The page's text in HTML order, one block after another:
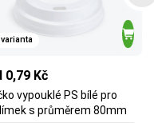
0,79 Kč
vypouklé PS bílé pro
s průměrem 80mm